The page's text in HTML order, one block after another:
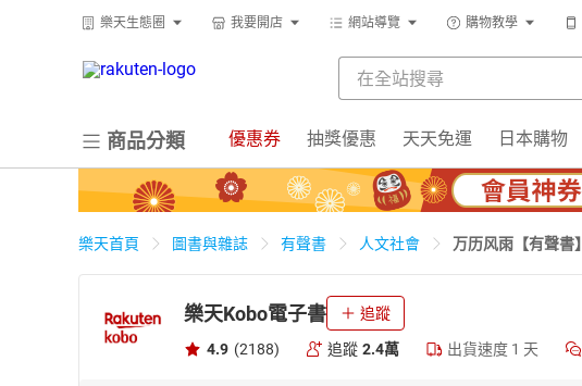
樂天生態圈 我要開店 網站導覽 購物教學
商品分類 優惠券 抽獎優惠 天天免運 日本購物
樂天首頁 圖書與雜誌 有聲書 人文社會 万历风雨【有聲書】
樂天Kobo電子書 追蹤
4.9 (2188) 追蹤 2.4萬 出貨速度 1 天